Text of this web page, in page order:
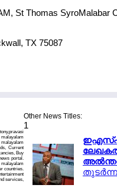
St Thomas SyroMalabar
TX 75087
Current
Buy
portal.
countries.
services,
Other News Titles:
1